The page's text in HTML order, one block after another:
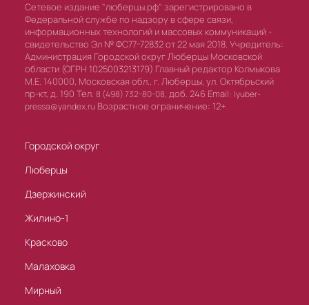
Сетевое издание "люберцы.рф" зарегистрировано в
Федеральной службе по надзору в сфере связи,
информационных технологий и массовых коммуникаций -
свидетельство Эл № ФС77-72832 от 22 мая 2018. Учредитель:
Администрация Городской округ Люберцы Московской
области (ОГРН 1025003213179) Главный редактор Колмыкова
М.Е. 140000, Московская обл., г. Люберцы, ул. Октябрьский
пр-кт, д. 190 Тел. 8 (498) 732-80-08, доб. 246 Email: lyuber-
pressa@yandex.ru Возрастное ограничение: 12+
Городской округ
Люберцы
Дзержинский
Жилино-1
Красково
Малаховка
Мирный